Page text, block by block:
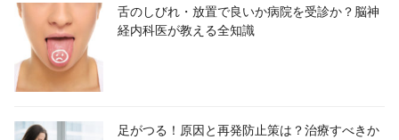
舌のしびれ・放置で良いか病院を受診か？脳神
経内科医が教える全知識
足がつる！原因と再発防止策は？治療すべきか